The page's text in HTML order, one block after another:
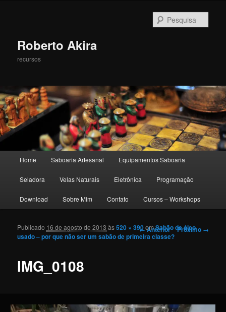
Roberto Akira
recursos
Pular para o conteúdo principal
Pular para o conteúdo secundário
Home Saboaria Artesanal Equipamentos Saboaria
Seladora Velas Naturais Eletrônica Programação
Download Sobre Mim Contato Cursos – Workshops
Navegação de imagens
← Anterior Próximo →
IMG_0108
Publicado 16 de agosto de 2013 às520 × 390emSabão de óleo
usado – por que não ser um sabão de primeira classe?